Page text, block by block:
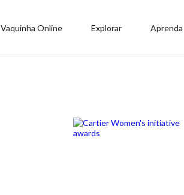
Vaquinha Online Explorar Aprenda